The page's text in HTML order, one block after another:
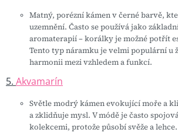
Matný, porézní kámen v černé barvě,
uzemnění. Často se používá jako
aromaterapií – korálky je možné potřít
Tento typ náramku je velmi populární u
harmonii mezi vzhledem a funkcí.
5. Akvamarín
Světle modrý kámen evokující moře a
a zklidňuje mysl. V módě je často
kolekcemi, protože působí svěže a lehce.